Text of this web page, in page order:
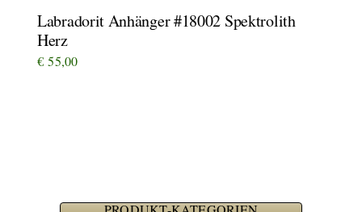
Labradorit Anhänger #18002 Spektrolith
Herz
€ 55,00